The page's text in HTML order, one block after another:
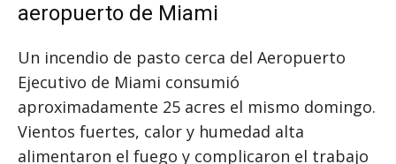
aeropuerto de Miami
Un incendio de pasto cerca del Aeropuerto
Ejecutivo de Miami consumió
aproximadamente 25 acres el mismo domingo.
Vientos fuertes, calor y humedad alta
alimentaron el fuego y complicaron el trabajo